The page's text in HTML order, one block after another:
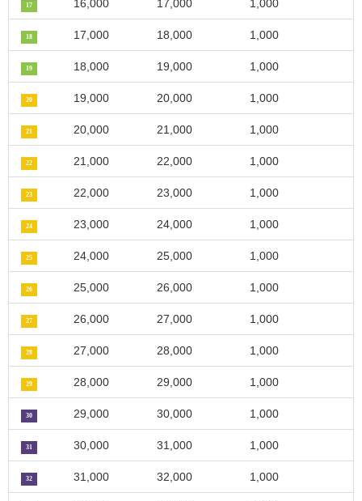
17 16,000 17,000 1,000
18 17,000 18,000 1,000
19 18,000 19,000 1,000
20 19,000 20,000 1,000
21 20,000 21,000 1,000
22 21,000 22,000 1,000
23 22,000 23,000 1,000
24 23,000 24,000 1,000
25 24,000 25,000 1,000
26 25,000 26,000 1,000
27 26,000 27,000 1,000
28 27,000 28,000 1,000
29 28,000 29,000 1,000
30 29,000 30,000 1,000
31 30,000 31,000 1,000
32 31,000 32,000 1,000